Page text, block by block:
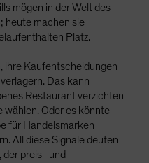
mögen in der Welt des
heute machen sie
Platz.
ihre Kaufentscheidungen
Das kann
Restaurant verzichten
wählen. Oder es könnte
für Handelsmarken
All diese Signale deuten
der preis- und